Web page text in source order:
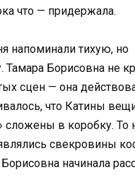
что — придержала.
напоминали тихую, но
Тамара Борисовна не
сцен — она
что Катины
сложены в коробку. То
свекровины
начинала